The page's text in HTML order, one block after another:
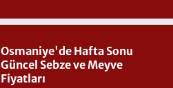
Osmaniye'de Hafta Sonu
Güncel Sebze ve Meyve
Fiyatları